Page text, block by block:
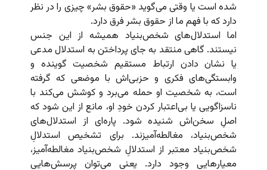
شده است یا وقتی می‌گوید «حقوق بشر» چیزی را در نظر
دارد که با فهم ما از حقوق بشر فرق دارد.
اما استدلال‌های شخص‌بنیاد همیشه از این جنس
نیستند. گاهی منتقد به جای پرداختن به استدلال مدعی
یا نشان دادن ارتباط مستقیم شخصیت گوینده و
وابستگی‌های فکری و حزبی‌اش با موضعی که گرفته
است، به شخصیت او حمله می‌برد و کوشش می‌کند با
ناسزاگویی یا بی‌اعتبار کردن خودِ او، مانع از این شود که
اصلِ سخن‌اش شنیده شود. پاره‌ای از استدلال‌های
شخص‌بنیاد، مغالطه‌آمیزند. برای تشخیص استدلالِ
شخص‌بنیاد معتبر از استدلالِ شخص‌بنیاد مغالطه‌آمیز،
معیارهایی وجود دارد. یعنی می‌توان پرسش‌هایی